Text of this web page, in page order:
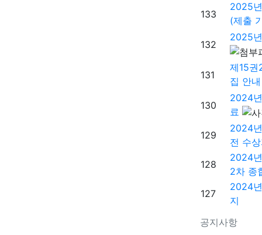
공지사항
133
2025
(제출
132
2025
131
제15
집 안내
130
2024
료
129
2024
전 수
128
2024
2차 종
127
2024
지